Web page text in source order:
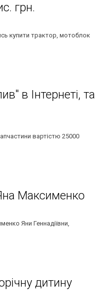
грн.
купити трактор, мотоблок
в Інтернеті, та
вартістю 25000
Максименко
Яни Геннадіївни,
дитину